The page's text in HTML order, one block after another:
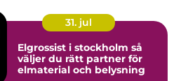
31. jul
Elgrossist i stockholm så
väljer du rätt partner för
elmaterial och belysning